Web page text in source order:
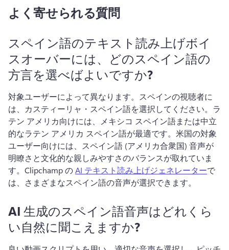
よく寄せられる質問
スペイン語のテキスト読み上げボイ
スオーバーには、どのスペイン語の
方言を選べばよいですか?
対象ユーザーによって異なります。 スペインの視聴者に
は、カスティーリャ・スペイン語を選択してください。 ラ
テン アメリカ向けには、メキシコ スペイン語または中立
的なラテン アメリカ スペイン語が最適です。 米国の対象
ユーザー向けには、スペイン語 (アメリカ合衆国) 音声が
明瞭さと文化的な親しみやすさのバランスが取れていま
す。 Clipchamp の AI テキスト読み上げジェネレーターで
は、さまざまなスペイン語の音声が選択できます。
AI 生成のスペイン語音声はどれくら
い自然に聞こえますか?